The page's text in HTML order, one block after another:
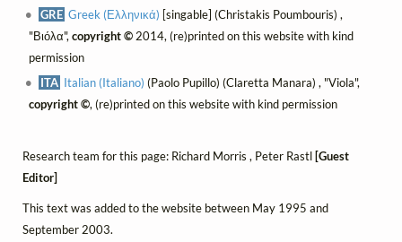
GRE Greek (Ελληνικά) [singable] (Christakis Poumbouris) ,
"Βιόλα", copyright ©2014, (re)printed on this website with kind
permission
ITA Italian (Italiano) (Paolo Pupillo) (Claretta Manara) , "Viola",
copyright ©, (re)printed on this website with kind permission
Research team for this page: Richard Morris , Peter Rastl [Guest
Editor]
This text was added to the website between May 1995 and
September 2003.